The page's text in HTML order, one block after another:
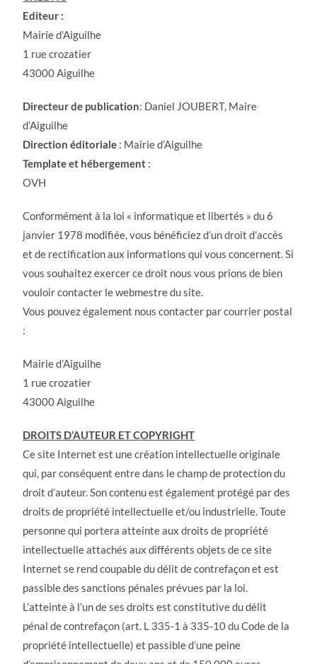
Editeur :
Mairie d’Aiguilhe
1 rue crozatier
43000 Aiguilhe
Directeur de publication: Daniel JOUBERT, Maire
d’Aiguilhe
Direction éditoriale : Mairie d’Aiguilhe
Template et hébergement :
OVH
Conformément à la loi « informatique et libertés » du 6
janvier 1978 modifiée, vous bénéficiez d’un droit d’accès
et de rectification aux informations qui vous concernent. Si
vous souhaitez exercer ce droit nous vous prions de bien
vouloir contacter le webmestre du site.
Vous pouvez également nous contacter par courrier postal
:
Mairie d’Aiguilhe
1 rue crozatier
43000 Aiguilhe
DROITS D’AUTEUR ET COPYRIGHT
Ce site Internet est une création intellectuelle originale
qui, par conséquent entre dans le champ de protection du
droit d’auteur. Son contenu est également protégé par des
droits de propriété intellectuelle et/ou industrielle. Toute
personne qui portera atteinte aux droits de propriété
intellectuelle attachés aux différents objets de ce site
Internet se rend coupable du délit de contrefaçon et est
passible des sanctions pénales prévues par la loi.
L’atteinte à l’un de ses droits est constitutive du délit
pénal de contrefaçon (art. L 335-1 à 335-10 du Code de la
propriété intellectuelle) et passible d’une peine